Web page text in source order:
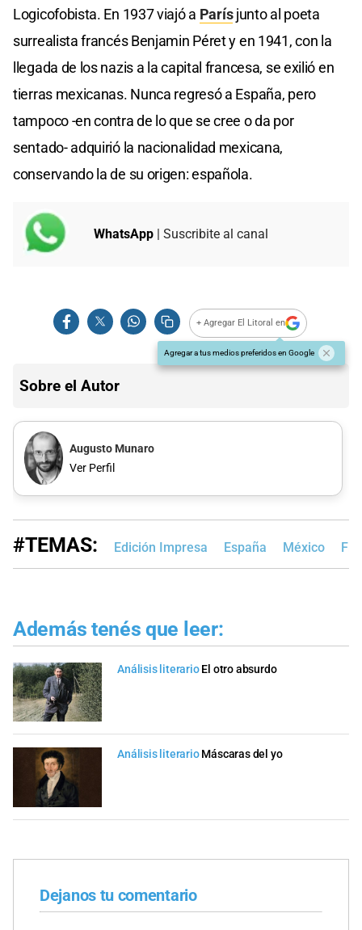
Logicofobista. En 1937 viajó a Parísjunto al poeta
surrealista francés Benjamin Péret y en 1941, con la
llegada de los nazis a la capital francesa, se exilió en
tierras mexicanas. Nunca regresó a España, pero
tampoco -en contra de lo que se cree o da por
sentado- adquirió la nacionalidad mexicana,
conservando la de su origen: española.
WhatsApp | Suscribite al canal
+ Agregar El Litoral en
Agregar a tus medios preferidos en Google
Sobre el Autor
Augusto Munaro
Ver Perfil
#TEMAS: Edición Impresa España México
Además tenés que leer:
Análisis literario El otro absurdo
Análisis literario Máscaras del yo
Dejanos tu comentario